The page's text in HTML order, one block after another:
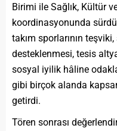
Birimi ile Sağlık, Kültür
koordinasyonunda
takım sporlarının
desteklenmesi, tesis
sosyal iyilik hâline
gibi birçok alanda
getirdi.
Tören sonrası